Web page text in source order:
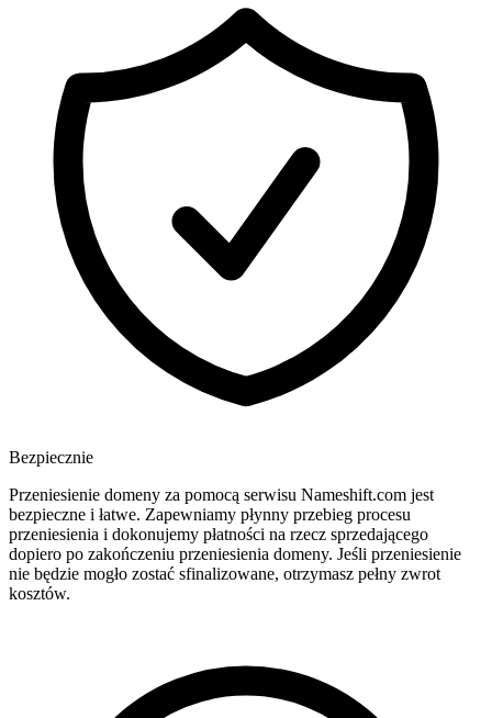
Bezpiecznie
Przeniesienie domeny za pomocą serwisu Nameshift.com jest
bezpieczne i łatwe. Zapewniamy płynny przebieg procesu
przeniesienia i dokonujemy płatności na rzecz sprzedającego
dopiero po zakończeniu przeniesienia domeny. Jeśli przeniesienie
nie będzie mogło zostać sfinalizowane, otrzymasz pełny zwrot
kosztów.